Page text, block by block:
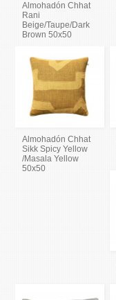
Almohadón Chhat
Rani
Beige/Taupe/Dark
Brown 50x50
Almohadón Chhat
Sikk Spicy Yellow
/Masala Yellow
50x50